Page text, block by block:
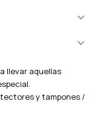
llevar aquellas
y tampones /